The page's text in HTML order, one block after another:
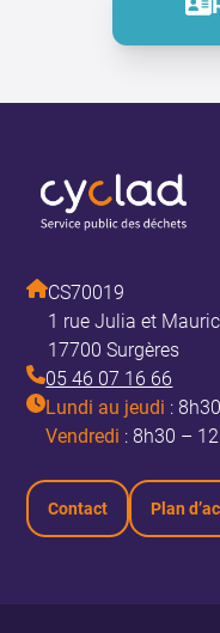
CS70019
1 rue Julia et
17700 Surgères
05 46 07 16 66
Lundi au jeudi :
Vendredi : 8h30 –
Contact Plan